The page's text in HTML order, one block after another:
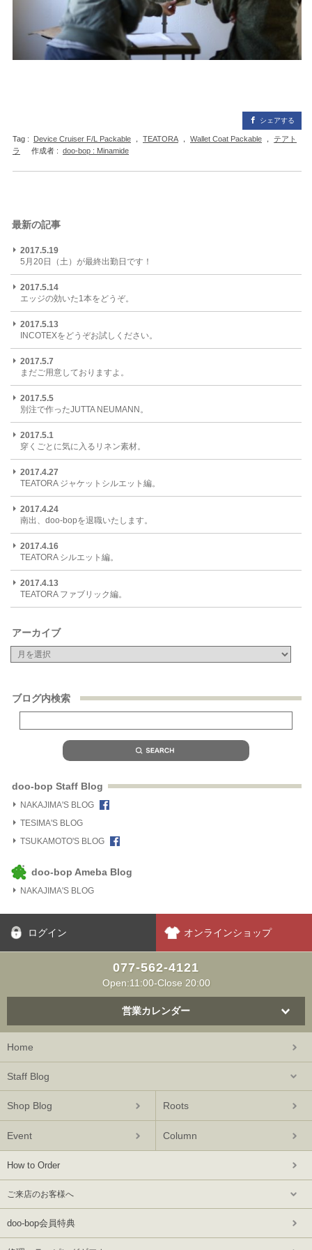
シェアする
Tag : Device Cruiser F/L Packable ， TEATORA ， Wallet Coat Packable ， テアト
ラ
作成者 : doo-bop : Minamide
最新の記事
2017.5.19
5月20日（土）が最終出勤日です！
2017.5.14
エッジの効いた1本をどうぞ。
2017.5.13
INCOTEXをどうぞお試しください。
2017.5.7
まだご用意しておりますよ。
2017.5.5
別注で作ったJUTTA NEUMANN。
2017.5.1
穿くごとに気に入るリネン素材。
2017.4.27
TEATORA ジャケットシルエット編。
2017.4.24
南出、doo-bopを退職いたします。
2017.4.16
TEATORA シルエット編。
2017.4.13
TEATORA ファブリック編。
アーカイブ
ブログ内検索
doo-bop Staff Blog
NAKAJIMA'S BLOG
TESIMA'S BLOG
TSUKAMOTO'S BLOG
doo-bop Ameba Blog
NAKAJIMA'S BLOG
ログイン オンラインショップ
077-562-4121
Open:11:00-Close 20:00
営業カレンダー
Home
Staff Blog
Shop Blog Roots
Event Column
How to Order
ご来店のお客様へ
doo-bop会員特典